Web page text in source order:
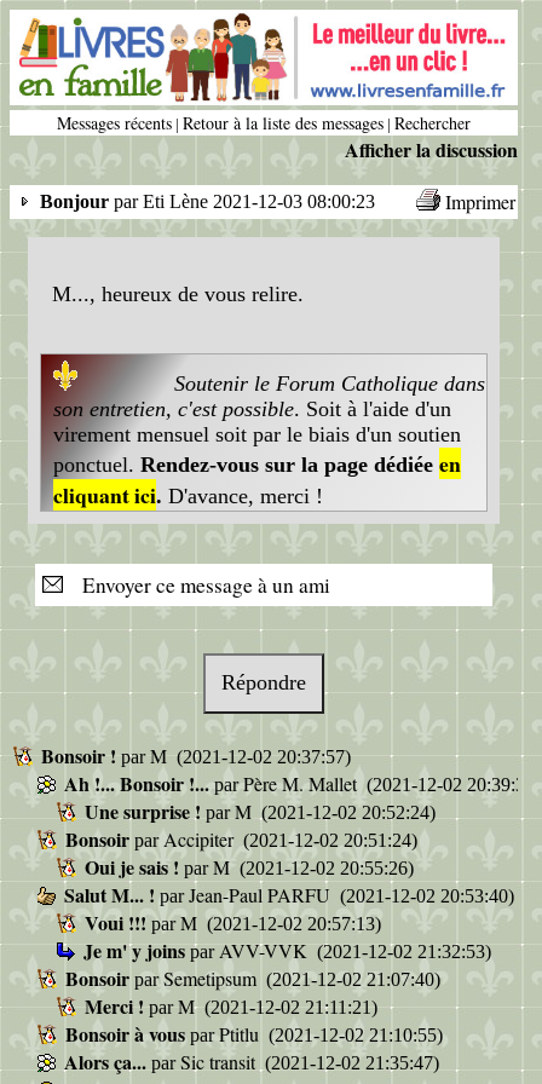
Messages récents | Retour à la liste des messages | Rechercher
Afficher la discussion
Bonjour par Eti Lène 2021-12-03 08:00:23 Imprimer
M..., heureux de vous relire.
Soutenir le Forum Catholique dans
son entretien, c'est possible. Soit à l'aide d'un
virement mensuel soit par le biais d'un soutien
ponctuel. Rendez-vous sur la page dédiée en
cliquant ici. D'avance, merci !
Envoyer ce message à un ami
Répondre
Bonsoir ! parM (2021-12-02 20:37:57)
Ah !... Bonsoir !...parPère M. Mallet (2021-12-02 20:39:39)
Une surprise ! parM (2021-12-02 20:52:24)
Bonsoir par Accipiter (2021-12-02 20:51:24)
Oui je sais ! parM (2021-12-02 20:55:26)
Salut M... ! parJean-Paul PARFU (2021-12-02 20:53:40)
Voui !!! parM (2021-12-02 20:57:13)
Je m' y joins par AVV-VVK (2021-12-02 21:32:53)
Bonsoir parSemetipsum (2021-12-02 21:07:40)
Merci ! parM (2021-12-02 21:11:21)
Bonsoir à vous parPtitlu (2021-12-02 21:10:55)
Alors ça... parSic transit (2021-12-02 21:35:47)